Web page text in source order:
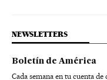
NEWSLETTERS
Boletín de América
Cada semana en tu cuenta